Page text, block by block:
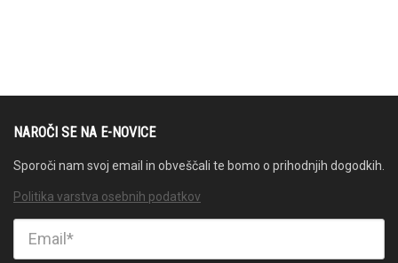
NAROČI SE NA E-NOVICE
Sporoči nam svoj email in obveščali te bomo o prihodnjih dogodkih.
Politika varstva osebnih podatkov